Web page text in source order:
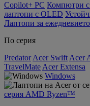
Copilot+ PC Компютри с
лаптопи с OLED
Лаптопи за ежедневието
По серия
Predator Acer Swift Acer
TravelMate Acer Extensa
Windows
серия AMD Ryzen™